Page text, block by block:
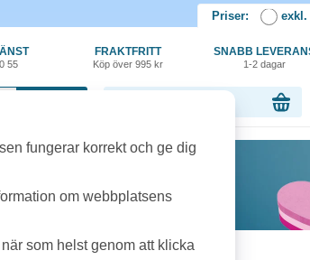
Priser:
55
FRAKTFRITT
Köp över 995 kr
SNABB
1-2 dagar
fungerar korrekt och ge dig
om webbplatsens
som helst genom att klicka